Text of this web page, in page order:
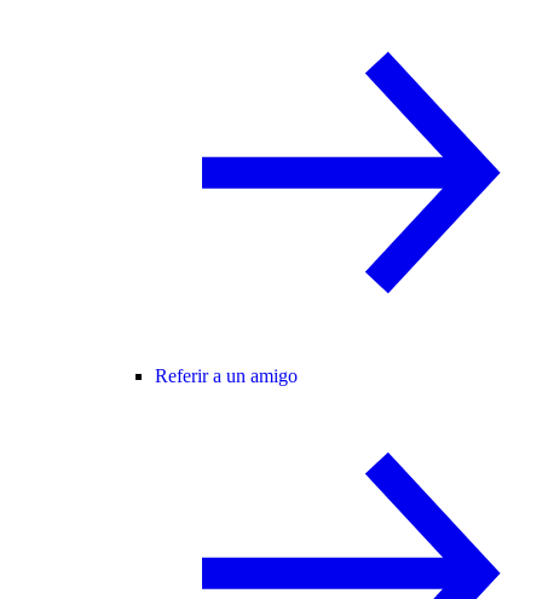
Referir a un amigo